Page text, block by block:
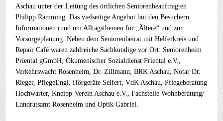
Aschau unter der Leitung des örtlichen Seniorenbeauftragten
Philipp Ramming. Das vielseitige Angebot bot den Besuchern
Informationen rund um Alltagsthemen für „Ältere“ und zur
Vorsorgeplanung. Neben dem Seniorenbeirat mit Helferkreis und
Repair Café waren zahlreiche Sachkundige vor Ort: Seniorenheim
Priental gGmbH, Ökumenischer Sozialdienst Priental e.V.,
Verkehrswacht Rosenheim, Dr. Zillmann, BRK Aschau, Notar Dr.
Rieger, PflegeEngl, Hörgeräte Seifert, VdK Aschau, Pflegeberatung
Hochwarter, Kneipp-Verein Aschau e.V., Fachstelle Wohnberatung/
Landratsamt Rosenheim und Optik Gabriel.